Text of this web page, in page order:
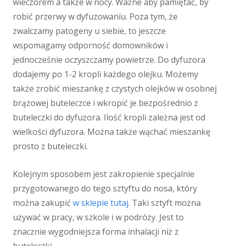
robić przerwy w dyfuzowaniu. Poza tym, że
zwalczamy patogeny u siebie, to jeszcze
wspomagamy odporność domowników i
jednocześnie oczyszczamy powietrze. Do dyfuzora
dodajemy po 1-2 kropli każdego olejku. Możemy
także zrobić mieszankę z czystych olejków w osobnej
brązowej buteleczce i wkropić je bezpośrednio z
buteleczki do dyfuzora. Ilość kropli zależna jest od
wielkości dyfuzora. Można także wąchać mieszankę
prosto z buteleczki.
Kolejnym sposobem jest zakropienie specjalnie
przygotowanego do tego sztyftu do nosa, który
można zakupić w sklepie tutaj. Taki sztyft można
używać w pracy, w szkole i w podróży. Jest to
znacznie wygodniejsza forma inhalacji niż z